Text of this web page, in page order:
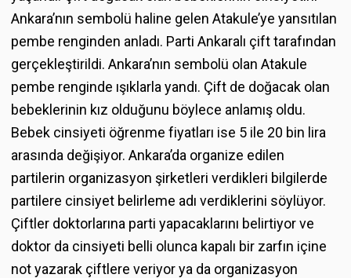
Ankara’nın sembolü haline gelen Atakule’ye yansıtılan
pembe renginden anladı. Parti Ankaralı çift tarafından
gerçekleştirildi. Ankara’nın sembolü olan Atakule
pembe renginde ışıklarla yandı. Çift de doğacak olan
bebeklerinin kız olduğunu böylece anlamış oldu.
Bebek cinsiyeti öğrenme fiyatları ise 5 ile 20 bin lira
arasında değişiyor. Ankara’da organize edilen
partilerin organizasyon şirketleri verdikleri bilgilerde
partilere cinsiyet belirleme adı verdiklerini söylüyor.
Çiftler doktorlarına parti yapacaklarını belirtiyor ve
doktor da cinsiyeti belli olunca kapalı bir zarfın içine
not yazarak çiftlere veriyor ya da organizasyon